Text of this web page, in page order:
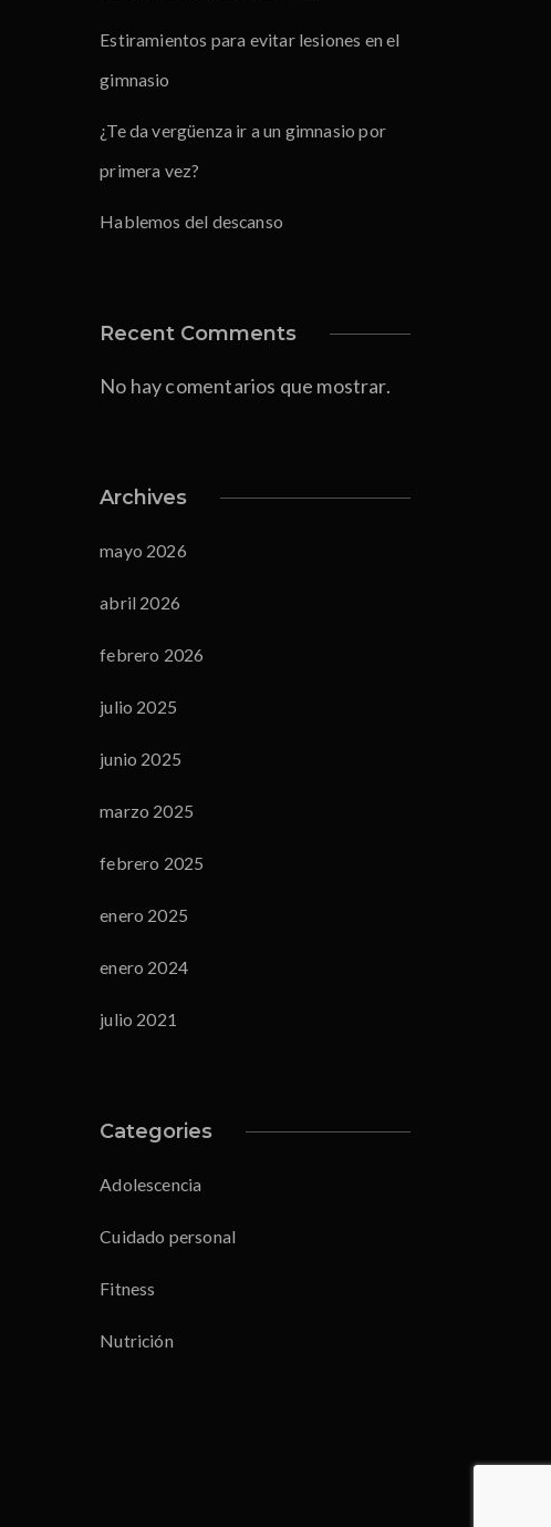
Estiramientos para evitar lesiones en el
gimnasio
¿Te da vergüenza ir a un gimnasio por
primera vez?
Hablemos del descanso
Recent Comments
No hay comentarios que mostrar.
Archives
mayo 2026
abril 2026
febrero 2026
julio 2025
junio 2025
marzo 2025
febrero 2025
enero 2025
enero 2024
julio 2021
Categories
Adolescencia
Cuidado personal
Fitness
Nutrición